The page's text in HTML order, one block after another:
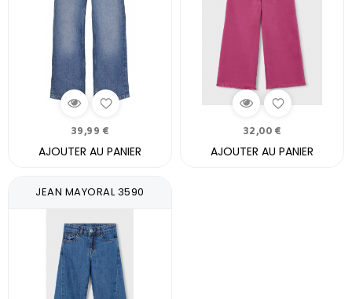
39,99 €
AJOUTER AU PANIER
32,00 €
AJOUTER AU PANIER
JEAN MAYORAL 3590